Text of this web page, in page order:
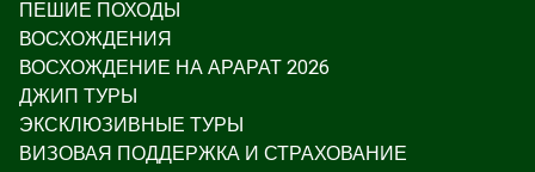
ПЕШИЕ ПОХОДЫ
ВОСХОЖДЕНИЯ
ВОСХОЖДЕНИЕ НА АРАРАТ 2026
ДЖИП ТУРЫ
ЭКСКЛЮЗИВНЫЕ ТУРЫ
ВИЗОВАЯ ПОДДЕРЖКА И СТРАХОВАНИЕ